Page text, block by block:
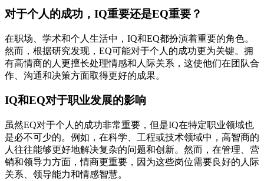
对于个人的成功，IQ重要还是EQ重要？
在职场、学术和个人生活中，IQ和EQ都扮演着重要的角色。
然而，根据研究发现，EQ可能对于个人的成功更为关键。拥
有高情商的人更擅长处理情感和人际关系，这使他们在团队合
作、沟通和决策方面取得更好的成果。
IQ和EQ对于职业发展的影响
虽然EQ对于个人的成功非常重要，但是IQ在特定职业领域也
是必不可少的。例如，在科学、工程或技术领域中，高智商的
人往往能够更好地解决复杂的问题和创新。然而，在管理、营
销和领导力方面，情商更重要，因为这些岗位需要良好的人际
关系、领导能力和情感智慧。